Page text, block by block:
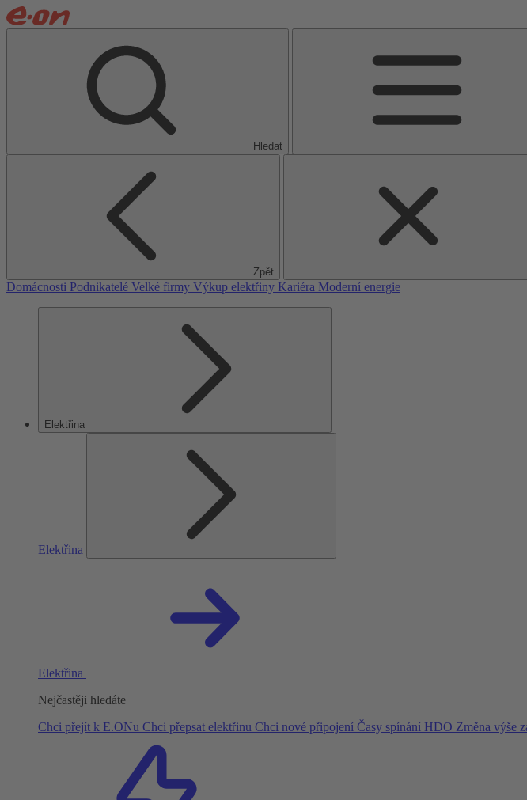
Hledat
Zpět
Domácnosti Podnikatelé Velké firmy Výkup elektřiny Kariéra Moderní energie
Elektřina
Elektřina
Elektřina
Nejčastěji hledáte
Chci přejít k E.ONu Chci přepsat elektřinu Chci nové připojení Časy spínání HDO Změna výše